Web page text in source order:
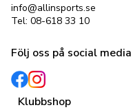
info@allinsports.se
Tel: 08-618 33 10
Följ oss på social media
Klubbshop